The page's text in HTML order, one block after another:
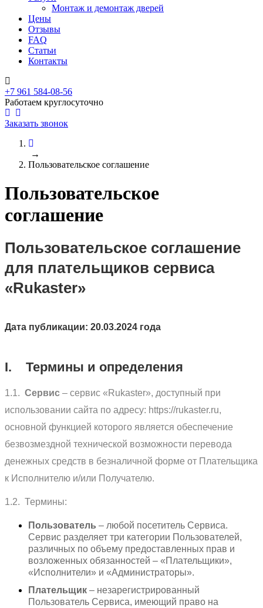
Монтаж и демонтаж дверей
Цены
Отзывы
FAQ
Статьи
Контакты
+7 961 584-08-56
Работаем круглосуточно
Заказать звонок
→
Пользовательское соглашение
Пользовательское
соглашение
Пользовательское соглашение
для плательщиков сервиса
«Rukaster»
Дата публикации: 20.03.2024 года
I. Термины и определения
1.1. Сервис – сервис «Rukaster», доступный при
использовании сайта по адресу: https://rukaster.ru,
основной функцией которого является обеспечение
безвозмездной технической возможности перевода
денежных средств в безналичной форме от Плательщика
к Исполнителю и/или Получателю.
1.2. Термины:
Пользователь – любой посетитель Сервиса.
Сервис разделяет три категории Пользователей,
различных по объему предоставленных прав и
возложенных обязанностей – «Плательщики»,
«Исполнители» и «Администраторы».
Плательщик – незарегистрированный
Пользователь Сервиса, имеющий право на